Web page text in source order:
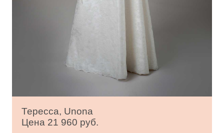
Тересса, Unona
Цена 21 960 руб.